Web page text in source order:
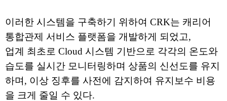
이러한 시스템을 구축하기 위하여 CRK는 캐리어
통합관제 서비스 플랫폼을 개발하게 되었고,
업계 최초로 Cloud 시스템 기반으로 각각의 온도와
습도를 실시간 모니터링하며 상품의 신선도를 유지
하며, 이상 징후를 사전에 감지하여 유지보수 비용
을 크게 줄일 수 있다.